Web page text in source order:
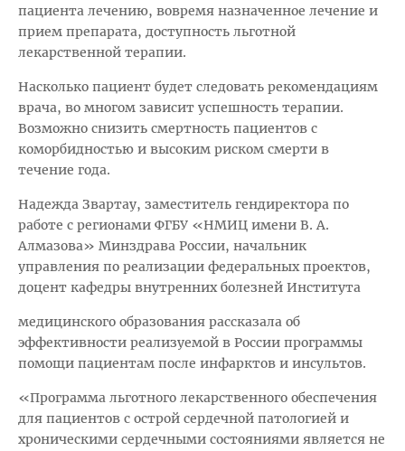
пациента лечению, вовремя назначенное лечение и
прием препарата, доступность льготной
лекарственной терапии.
Насколько пациент будет следовать рекомендациям
врача, во многом зависит успешность терапии.
Возможно снизить смертность пациентов с
коморбидностью и высоким риском смерти в
течение года.
Надежда Звартау, заместитель гендиректора по
работе с регионами ФГБУ «НМИЦ имени В. А.
Алмазова» Минздрава России, начальник
управления по реализации федеральных проектов,
доцент кафедры внутренних болезней Института
медицинского образования рассказала об
эффективности реализуемой в России программы
помощи пациентам после инфарктов и инсультов.
«Программа льготного лекарственного обеспечения
для пациентов с острой сердечной патологией и
хроническими сердечными состояниями является не